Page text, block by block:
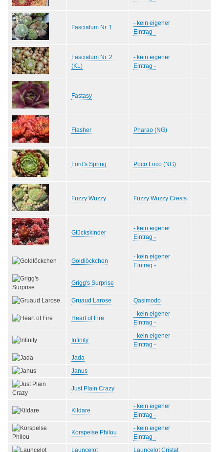
Fasciatum Nr. 1
- kein eigener
Eintrag -
Fasciatum Nr. 2
(KL)
- kein eigener
Eintrag -
Fastasy
Flasher Pharao (NG)
Ford's Spring Poco Loco (NG)
Fuzzy Wuzzy Fuzzy Wuzzy Crests
Glückskinder
- kein eigener
Eintrag -
Goldlöckchen
- kein eigener
Eintrag -
Grigg's Surprise
Gruaud Larose Qasimodo
Heart of Fire
- kein eigener
Eintrag -
Infinity
- kein eigener
Eintrag -
Jada
Janus
Just Plain Crazy
Kildare
- kein eigener
Eintrag -
Korspelse Philou
- kein eigener
Eintrag -
Launcelot
Launcelot Cristat